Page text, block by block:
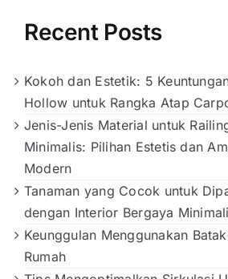
Recent Posts
Kokoh dan Estetik: 5
Hollow untuk Rangka Atap
Jenis-Jenis Material untuk
Minimalis: Pilihan Estetis dan
Modern
Tanaman yang Cocok untuk
dengan Interior Bergaya
Keunggulan Menggunakan
Rumah